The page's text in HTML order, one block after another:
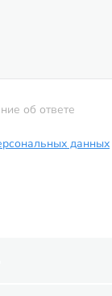
об ответе
данных